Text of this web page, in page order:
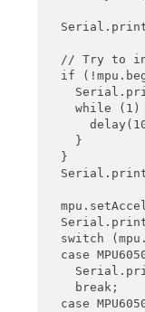
// Try to
if
while (1)
    }
  }
switch
case
    break;
case